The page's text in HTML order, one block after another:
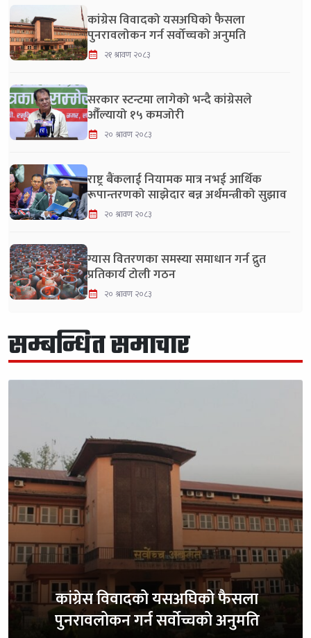
कांग्रेस विवादको यसअघिको फैसला
पुनरावलोकन गर्न सर्वोच्चको अनुमति
२१ श्रावण २०८३
सरकार स्टन्टमा लागेको भन्दै कांग्रेसले
औँल्यायो १५ कमजोरी
२० श्रावण २०८३
राष्ट्र बैंकलाई नियामक मात्र नभई आर्थिक
रूपान्तरणको साझेदार बन्न अर्थमन्त्रीको सुझाव
२० श्रावण २०८३
ग्यास वितरणका समस्या समाधान गर्न द्रुत
प्रतिकार्य टोली गठन
२० श्रावण २०८३
सम्बन्धित समाचार
कांग्रेस विवादको यसअघिको फैसला
पुनरावलोकन गर्न सर्वोच्चको अनुमति